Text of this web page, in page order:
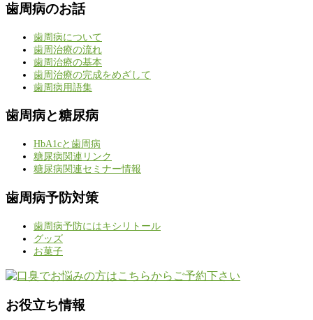
歯周病のお話
歯周病について
歯周治療の流れ
歯周治療の基本
歯周治療の完成をめざして
歯周病用語集
歯周病と糖尿病
HbA1cと歯周病
糖尿病関連リンク
糖尿病関連セミナー情報
歯周病予防対策
歯周病予防にはキシリトール
グッズ
お菓子
お役立ち情報